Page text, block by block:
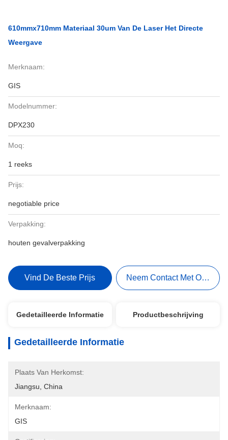
610mmx710mm Materiaal 30um Van De Laser Het Directe
Weergave
Merknaam:
GIS
Modelnummer:
DPX230
Moq:
1 reeks
Prijs:
negotiable price
Verpakking:
houten gevalverpakking
Vind De Beste Prijs Neem Contact Met Ons Op
Gedetailleerde Informatie Productbeschrijving
Gedetailleerde Informatie
Plaats Van Herkomst:
Jiangsu, China
Merknaam:
GIS